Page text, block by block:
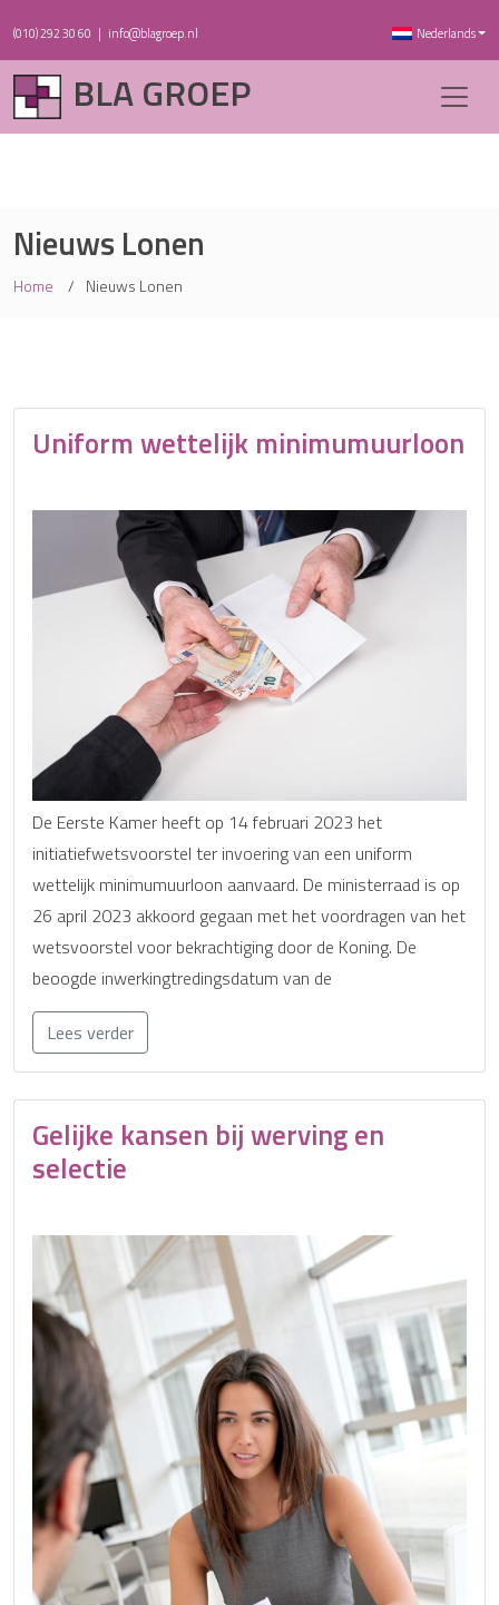
(010) 292 30 60 | info@blagroep.nl Nederlands
BLA GROEP
Nieuws Lonen
Home Nieuws Lonen
Uniform wettelijk minimumuurloon
De Eerste Kamer heeft op 14 februari 2023 het
initiatiefwetsvoorstel ter invoering van een uniform
wettelijk minimumuurloon aanvaard. De ministerraad is op
26 april 2023 akkoord gegaan met het voordragen van het
wetsvoorstel voor bekrachtiging door de Koning. De
beoogde inwerkingtredingsdatum van de
Lees verder
Gelijke kansen bij werving en
selectie